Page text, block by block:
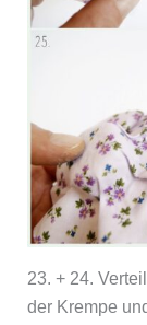
23. + 24.
der Krempe